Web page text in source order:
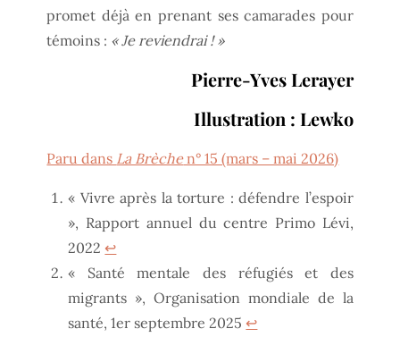
promet déjà en prenant ses camarades pour
témoins : « Je reviendrai ! »
Pierre-Yves Lerayer
Illustration : Lewko
Paru dans La Brèchen° 15 (mars – mai 2026)
« Vivre après la torture : défendre l’espoir
», Rapport annuel du centre Primo Lévi,
2022 ↩︎
« Santé mentale des réfugiés et des
migrants », Organisation mondiale de la
santé, 1er septembre 2025 ↩︎